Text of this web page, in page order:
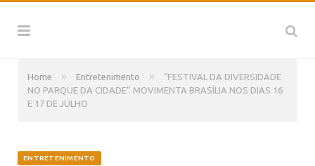
Home » Entretenimento »
“FESTIVAL DA DIVERSIDADE
NO PARQUE DA CIDADE” MOVIMENTA BRASÍLIA NOS DIAS 16
E 17 DE JULHO
ENTRETENIMENTO